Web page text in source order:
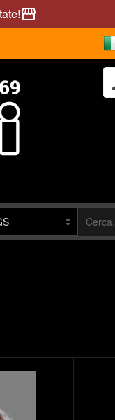
storefront